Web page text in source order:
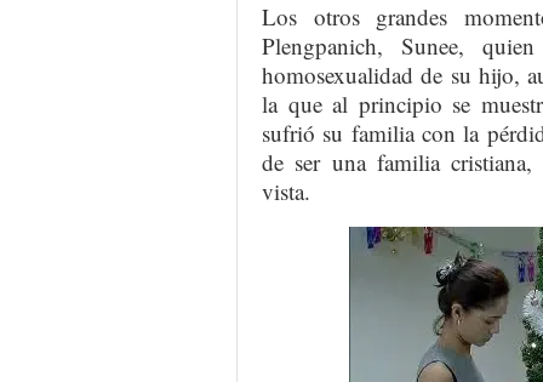
Los otros grandes
Plengpanich, Sunee,
homosexualidad de su hijo,
la que al principio se
sufrió su familia con la
de ser una familia
vista.